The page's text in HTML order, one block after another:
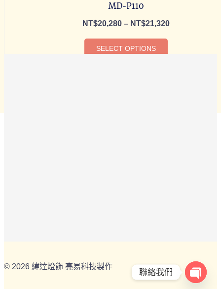
MD-P110
NT$20,280– NT$21,320
SELECT OPTIONS
© 2026 緯達燈飾 亮易科技製作
聯絡我們